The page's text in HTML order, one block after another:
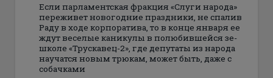
Если парламентская фракция «Слуги народа»
переживет новогодние праздники, не спалив
Раду в ходе корпоратива, то в конце января ее
ждут веселые каникулы в полюбившейся зе-
школе «Трускавец-2», где депутаты из народа
научатся новым трюкам, может быть, даже с
собачками